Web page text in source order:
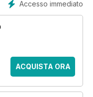
Find out here!
Fort
Accesso immediato
ACQUISTA ORA